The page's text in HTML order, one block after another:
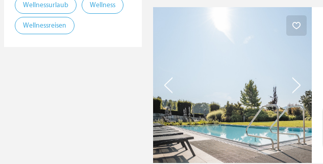
Wellnessurlaub Wellness
Wellnessreisen